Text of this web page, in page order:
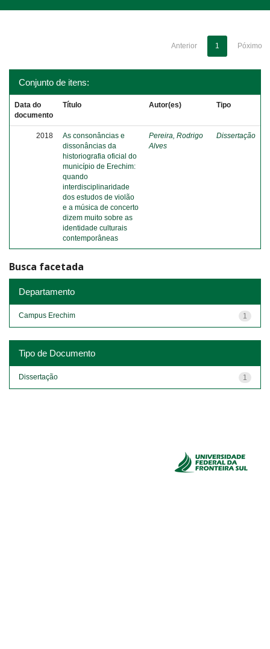
Anterior 1 Póximo
Conjunto de itens:
Data do
documento
Título Autor(es) Tipo
2018
As consonâncias e
dissonâncias da
historiografia oficial do
município de Erechim:
quando
interdisciplinaridade
dos estudos de violão
e a música de concerto
dizem muito sobre as
identidade culturais
contemporâneas
Pereira, Rodrigo
Alves
Dissertação
Busca facetada
Departamento
1
Campus Erechim
Tipo de Documento
1
Dissertação